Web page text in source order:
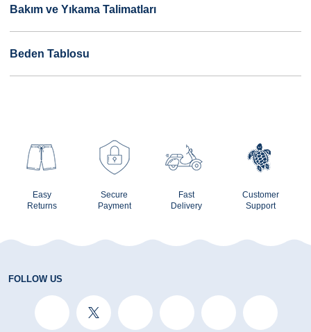
Bakım ve Yıkama Talimatları
Beden Tablosu
Easy
Returns
Secure
Payment
Fast
Delivery
Customer
Support
FOLLOW US